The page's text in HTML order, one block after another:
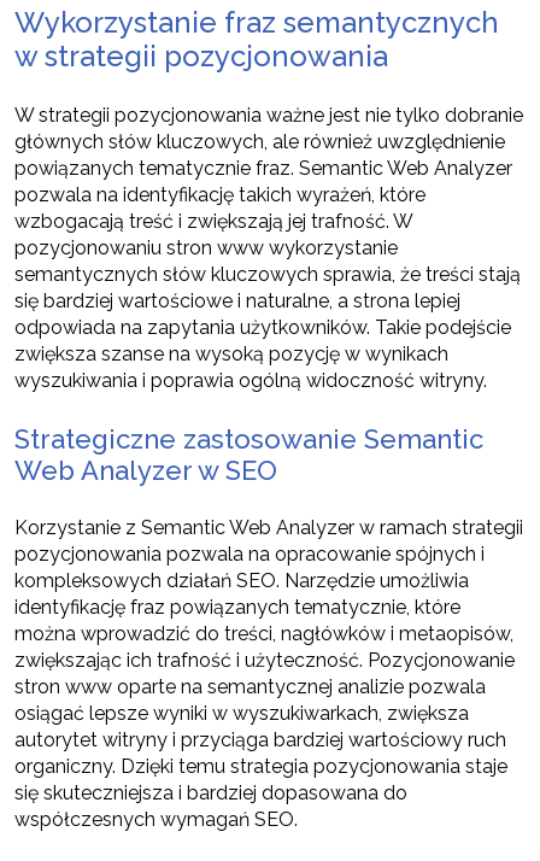
Wykorzystanie fraz semantycznych
w strategii pozycjonowania
W strategii pozycjonowania ważne jest nie tylko dobranie
głównych słów kluczowych, ale również uwzględnienie
powiązanych tematycznie fraz. Semantic Web Analyzer
pozwala na identyfikację takich wyrażeń, które
wzbogacają treść i zwiększają jej trafność. W
pozycjonowaniu stron www wykorzystanie
semantycznych słów kluczowych sprawia, że treści stają
się bardziej wartościowe i naturalne, a strona lepiej
odpowiada na zapytania użytkowników. Takie podejście
zwiększa szanse na wysoką pozycję w wynikach
wyszukiwania i poprawia ogólną widoczność witryny.
Strategiczne zastosowanie Semantic
Web Analyzer w SEO
Korzystanie z Semantic Web Analyzer w ramach strategii
pozycjonowania pozwala na opracowanie spójnych i
kompleksowych działań SEO. Narzędzie umożliwia
identyfikację fraz powiązanych tematycznie, które
można wprowadzić do treści, nagłówków i metaopisów,
zwiększając ich trafność i użyteczność. Pozycjonowanie
stron www oparte na semantycznej analizie pozwala
osiągać lepsze wyniki w wyszukiwarkach, zwiększa
autorytet witryny i przyciąga bardziej wartościowy ruch
organiczny. Dzięki temu strategia pozycjonowania staje
się skuteczniejsza i bardziej dopasowana do
współczesnych wymagań SEO.